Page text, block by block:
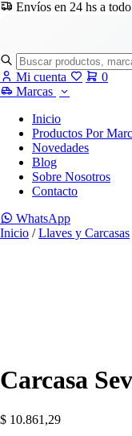
Envíos en 24 hs a
Mi cuenta
0
Marcas
Inicio
Productos Por
Novedades
Blog
Sobre Nosotros
Contacto
WhatsApp
Inicio /Llaves y Carcasas
Carcasa
$ 10.861,29